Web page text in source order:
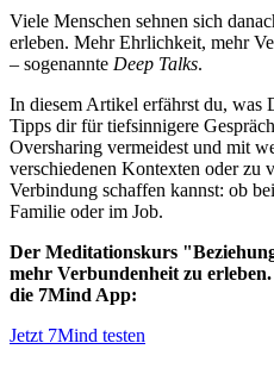
Viele Menschen sehnen sich
erleben. Mehr Ehrlichkeit, mehr
– sogenannte Deep Talks.
In diesem Artikel erfährst du, was
Tipps dir für tiefsinnigere
Oversharing vermeidest und mit
verschiedenen Kontexten oder zu
Verbindung schaffen kannst: ob
Familie oder im Job.
Der Meditationskurs
mehr Verbundenheit zu
die 7Mind App:
Jetzt 7Mind testen